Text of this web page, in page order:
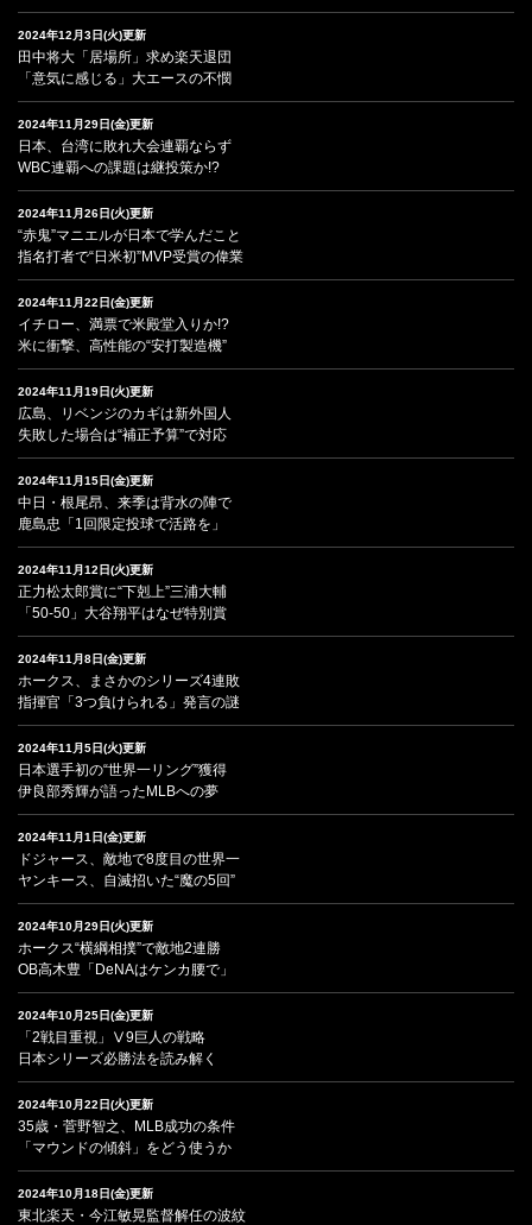
2024年12月3日(火)更新
田中将大「居場所」求め楽天退団
「意気に感じる」大エースの不憫
2024年11月29日(金)更新
日本、台湾に敗れ大会連覇ならず
WBC連覇への課題は継投策か!?
2024年11月26日(火)更新
“赤鬼”マニエルが日本で学んだこと
指名打者で“日米初”MVP受賞の偉業
2024年11月22日(金)更新
イチロー、満票で米殿堂入りか!?
米に衝撃、高性能の“安打製造機”
2024年11月19日(火)更新
広島、リベンジのカギは新外国人
失敗した場合は“補正予算”で対応
2024年11月15日(金)更新
中日・根尾昂、来季は背水の陣で
鹿島忠「1回限定投球で活路を」
2024年11月12日(火)更新
正力松太郎賞に“下剋上”三浦大輔
「50-50」大谷翔平はなぜ特別賞
2024年11月8日(金)更新
ホークス、まさかのシリーズ4連敗
指揮官「3つ負けられる」発言の謎
2024年11月5日(火)更新
日本選手初の“世界一リング”獲得
伊良部秀輝が語ったMLBへの夢
2024年11月1日(金)更新
ドジャース、敵地で8度目の世界一
ヤンキース、自滅招いた“魔の5回”
2024年10月29日(火)更新
ホークス“横綱相撲”で敵地2連勝
OB高木豊「DeNAはケンカ腰で」
2024年10月25日(金)更新
「2戦目重視」Ⅴ9巨人の戦略
日本シリーズ必勝法を読み解く
2024年10月22日(火)更新
35歳・菅野智之、MLB成功の条件
「マウンドの傾斜」をどう使うか
2024年10月18日(金)更新
東北楽天・今江敏晃監督解任の波紋